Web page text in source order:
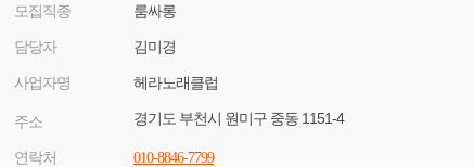
모집직종
룸싸롱
담당자 김미경
사업자명 헤라노래클럽
주소 경기도 부천시 원미구 중동 1151-4
연락처 010-8846-7799